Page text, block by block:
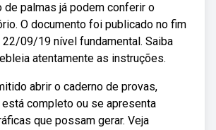
de palmas já podem conferir o
O documento foi publicado no fim
22/09/19 nível fundamental. Saiba
atentamente as instruções.
abrir o caderno de provas,
completo ou se apresenta
que possam gerar. Veja